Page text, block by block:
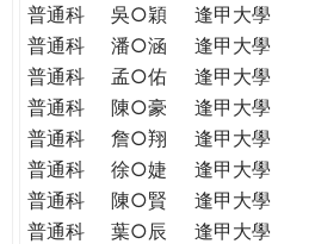
普通科
吳○穎 逢甲大學
普通科
潘○涵 逢甲大學
普通科
孟○佑 逢甲大學
普通科
陳○豪 逢甲大學
普通科
詹○翔 逢甲大學
普通科
徐○婕 逢甲大學
普通科
陳○賢 逢甲大學
普通科
葉○辰 逢甲大學